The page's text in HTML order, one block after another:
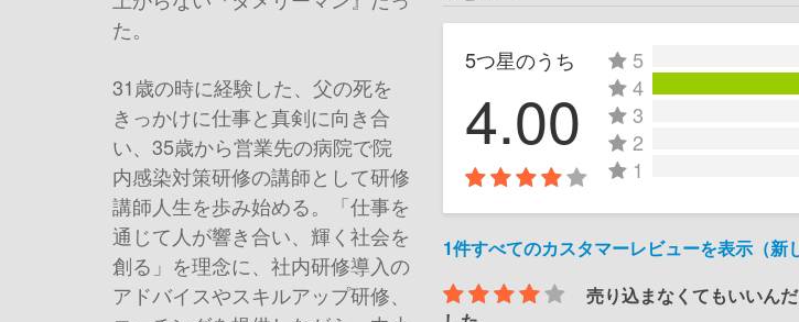
た。
31歳の時に経験した、父の死を
きっかけに仕事と真剣に向き合
い、35歳から営業先の病院で院
内感染対策研修の講師として研修
講師人生を歩み始める。「仕事を
通じて人が響き合い、輝く社会を
創る」を理念に、社内研修導入の
アドバイスやスキルアップ研修、
5つ星のうち
4.00
5
4
3
2
1
1件すべてのカスタマーレビューを表示（新
売り込まなくてもいいん